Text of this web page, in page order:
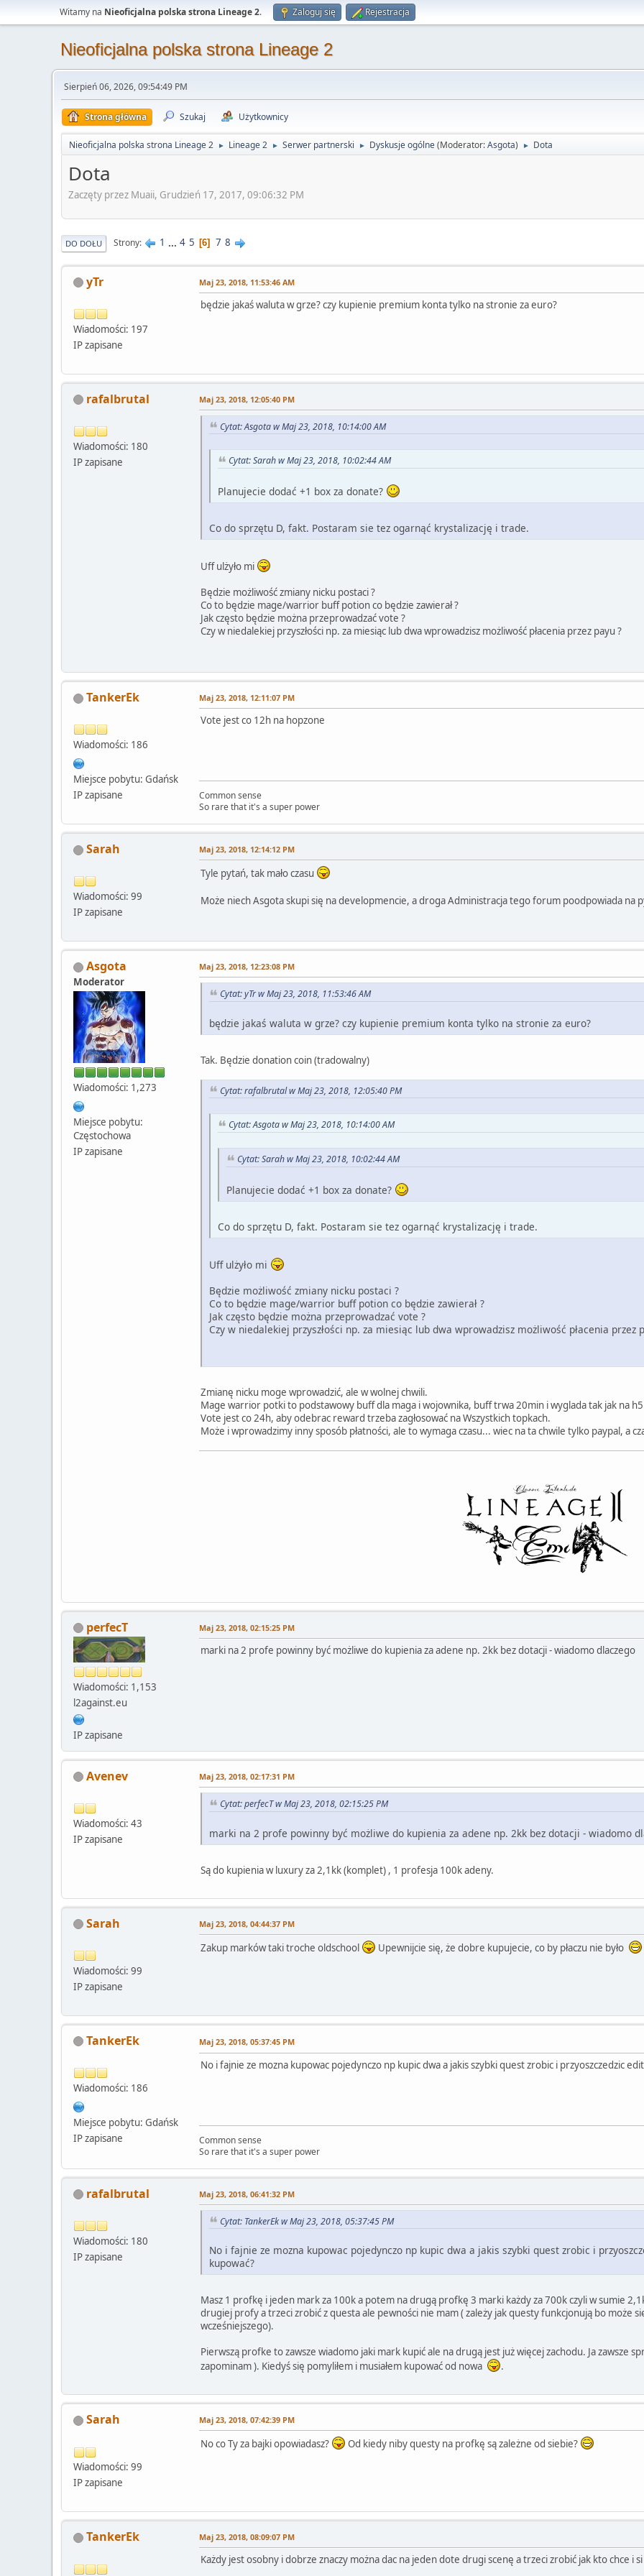
Witamy na Nieoficjalna polska strona Lineage 2. Zaloguj się Rejestracja
Nieoficjalna polska strona Lineage 2
Sierpień 06, 2026, 09:54:49 PM
Strona główna Szukaj Użytkownicy
Nieoficjalna polska strona Lineage 2 ► Lineage 2 ► Serwer partnerski ► Dyskusje ogólne(Moderator:Asgota) ► Dota
Dota
Zaczęty przez Muaii, Grudzień 17, 2017, 09:06:32 PM
DO DOŁU Strony 1 ... 4 5 6 7 8
yTr
Wiadomości: 197
IP zapisane
Maj 23, 2018, 11:53:46 AM
będzie jakaś waluta w grze? czy kupienie premium konta tylko na stronie za euro?
rafalbrutal
Wiadomości: 180
IP zapisane
Maj 23, 2018, 12:05:40 PM
Cytat: Asgota w Maj 23, 2018, 10:14:00 AM
Cytat: Sarah w Maj 23, 2018, 10:02:44 AM
Planujecie dodać +1 box za donate?
Co do sprzętu D, fakt. Postaram sie tez ogarnąć krystalizację i trade.
Uff ulżyło mi
Będzie możliwość zmiany nicku postaci ?
Co to będzie mage/warrior buff potion co będzie zawierał ?
Jak często będzie można przeprowadzać vote ?
Czy w niedalekiej przyszłości np. za miesiąc lub dwa wprowadzisz możliwość płacenia przez payu ?
TankerEk
Wiadomości: 186
Miejsce pobytu: Gdańsk
IP zapisane
Maj 23, 2018, 12:11:07 PM
Vote jest co 12h na hopzone
Common sense
So rare that it's a super power
Sarah
Wiadomości: 99
IP zapisane
Maj 23, 2018, 12:14:12 PM
Tyle pytań, tak mało czasu
Może niech Asgota skupi się na developmencie, a droga Administracja tego forum poodpowiada na
Asgota
Moderator
Wiadomości: 1,273
Miejsce pobytu:
Częstochowa
IP zapisane
Maj 23, 2018, 12:23:08 PM
Cytat: yTr w Maj 23, 2018, 11:53:46 AM
będzie jakaś waluta w grze? czy kupienie premium konta tylko na stronie za euro?
Tak. Będzie donation coin (tradowalny)
Cytat: rafalbrutal w Maj 23, 2018, 12:05:40 PM
Cytat: Asgota w Maj 23, 2018, 10:14:00 AM
Cytat: Sarah w Maj 23, 2018, 10:02:44 AM
Planujecie dodać +1 box za donate?
Co do sprzętu D, fakt. Postaram sie tez ogarnąć krystalizację i trade.
Uff ulżyło mi
Będzie możliwość zmiany nicku postaci ?
Co to będzie mage/warrior buff potion co będzie zawierał ?
Jak często będzie można przeprowadzać vote ?
Czy w niedalekiej przyszłości np. za miesiąc lub dwa wprowadzisz możliwość płacenia przez
Zmianę nicku moge wprowadzić, ale w wolnej chwili.
Mage warrior potki to podstawowy buff dla maga i wojownika, buff trwa 20min i wyglada tak jak na
Vote jest co 24h, aby odebrac reward trzeba zagłosować na Wszystkich topkach.
Może i wprowadzimy inny sposób płatności, ale to wymaga czasu... wiec na ta chwile tylko paypal, a
perfecT
Wiadomości: 1,153
l2against.eu
IP zapisane
Maj 23, 2018, 02:15:25 PM
marki na 2 profe powinny być możliwe do kupienia za adene np. 2kk bez dotacji - wiadomo dlaczego
Avenev
Wiadomości: 43
IP zapisane
Maj 23, 2018, 02:17:31 PM
Cytat: perfecT w Maj 23, 2018, 02:15:25 PM
marki na 2 profe powinny być możliwe do kupienia za adene np. 2kk bez dotacji - wiadomo
Są do kupienia w luxury za 2,1kk (komplet) , 1 profesja 100k adeny.
Sarah
Wiadomości: 99
IP zapisane
Maj 23, 2018, 04:44:37 PM
Zakup marków taki troche oldschool Upewnijcie się, że dobre kupujecie, co by płaczu nie było
TankerEk
Wiadomości: 186
Miejsce pobytu: Gdańsk
IP zapisane
Maj 23, 2018, 05:37:45 PM
No i fajnie ze mozna kupowac pojedynczo np kupic dwa a jakis szybki quest zrobic i przyoszczedzic
Common sense
So rare that it's a super power
rafalbrutal
Wiadomości: 180
IP zapisane
Maj 23, 2018, 06:41:32 PM
Cytat: TankerEk w Maj 23, 2018, 05:37:45 PM
No i fajnie ze mozna kupowac pojedynczo np kupic dwa a jakis szybki quest zrobic i
kupować?
Masz 1 profkę i jeden mark za 100k a potem na drugą profkę 3 marki każdy za 700k czyli w sumie
drugiej profy a trzeci zrobić z questa ale pewności nie mam ( zależy jak questy funkcjonują bo może
wcześniejszego).
Pierwszą profke to zawsze wiadomo jaki mark kupić ale na drugą jest już więcej zachodu. Ja zawsze
zapominam ). Kiedyś się pomyliłem i musiałem kupować od nowa
.
Sarah
Wiadomości: 99
IP zapisane
Maj 23, 2018, 07:42:39 PM
No co Ty za bajki opowiadasz? Od kiedy niby questy na profkę są zależne od siebie?
TankerEk Maj 23, 2018, 08:09:07 PM
Każdy jest osobny i dobrze znaczy można dac na jeden dote drugi scenę a trzeci zrobić jak kto chce i si